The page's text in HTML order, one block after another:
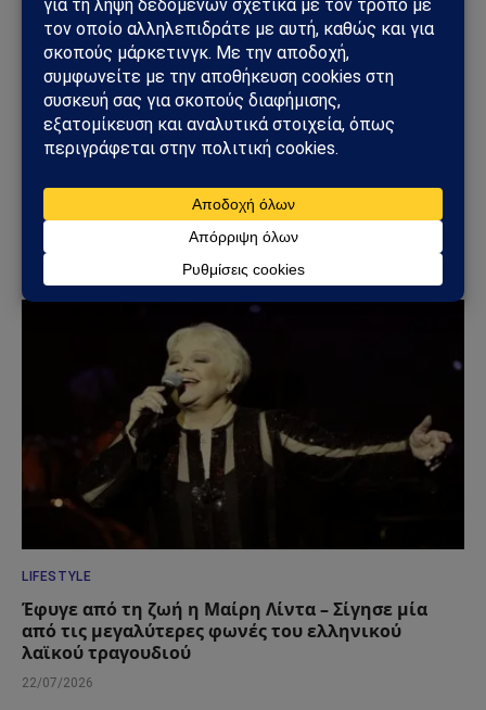
ΓΕΩΣΤΡΑΤΗΓΙΚΉ
ΗΠΑ: «Όχι» στην επιστροφή της Τουρκίας στα F-
35 – Η επιστολή προς το Κογκρέσο που διατηρεί
το αδιέξοδο με τους S-400
LIFESTYLE
Έφυγε από τη ζωή η Μαίρη Λίντα – Σίγησε μία
από τις μεγαλύτερες φωνές του ελληνικού
λαϊκού τραγουδιού
22/07/2026